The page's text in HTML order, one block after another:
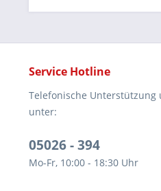
Service Hotline
Telefonische Unterstützung
unter:
05026 - 394
Mo-Fr, 10:00 - 18:30 Uhr